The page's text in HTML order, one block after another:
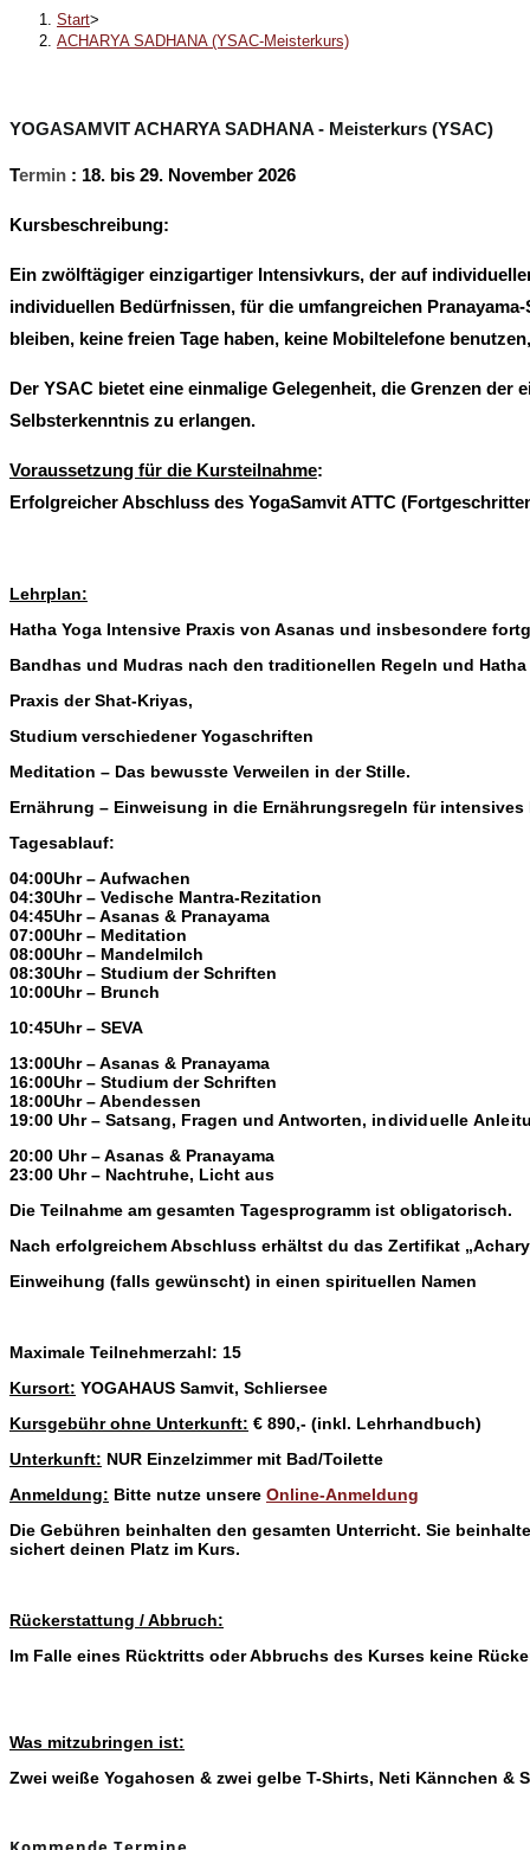
Start>
ACHARYA SADHANA (YSAC-Meisterkurs)
YOGASAMVIT ACHARYA SADHANA - Meisterkurs (YSAC)
Termin : 18. bis 29. November 2026
Kursbeschreibung:
Ein zwölftägiger einzigartiger Intensivkurs, der auf
individuellen Bedürfnissen, für die umfangreichen
bleiben, keine freien Tage haben, keine Mobiltelefone
Der YSAC bietet eine einmalige Gelegenheit, die Grenzen
Selbsterkenntnis zu erlangen.
Voraussetzung für die Kursteilnahme:
Erfolgreicher Abschluss des YogaSamvit ATTC
Lehrplan:
Hatha Yoga Intensive Praxis von Asanas und insbesondere
Bandhas und Mudras nach den traditionellen Regeln und
Praxis der Shat-Kriyas,
Studium verschiedener Yogaschriften
Meditation – Das bewusste Verweilen in der Stille.
Ernährung – Einweisung in die Ernährungsregeln für intensives
Tagesablauf:
04:00Uhr – Aufwachen
04:30Uhr – Vedische Mantra-Rezitation
04:45Uhr – Asanas & Pranayama
07:00Uhr – Meditation
08:00Uhr – Mandelmilch
08:30Uhr – Studium der Schriften
10:00Uhr – Brunch
10:45Uhr – SEVA
13:00Uhr – Asanas & Pranayama
16:00Uhr – Studium der Schriften
18:00Uhr – Abendessen
19:00 Uhr – Satsang, Fragen und Antworten, individuelle
20:00 Uhr – Asanas & Pranayama
23:00 Uhr – Nachtruhe, Licht aus
Die Teilnahme am gesamten Tagesprogramm ist obligatorisch.
Nach erfolgreichem Abschluss erhältst du das Zertifikat
Einweihung (falls gewünscht) in einen spirituellen Namen
Maximale Teilnehmerzahl: 15
Kursort: YOGAHAUS Samvit, Schliersee
Kursgebühr ohne Unterkunft: € 890,- (inkl. Lehrhandbuch)
Unterkunft: NUR Einzelzimmer mit Bad/Toilette
Anmeldung: Bitte nutze unsere Online-Anmeldung
Die Gebühren beinhalten den gesamten Unterricht. Sie
sichert deinen Platz im Kurs.
Rückerstattung / Abbruch:
Im Falle eines Rücktritts oder Abbruchs des Kurses keine
Was mitzubringen ist:
Zwei weiße Yogahosen & zwei gelbe T-Shirts, Neti Kännchen &